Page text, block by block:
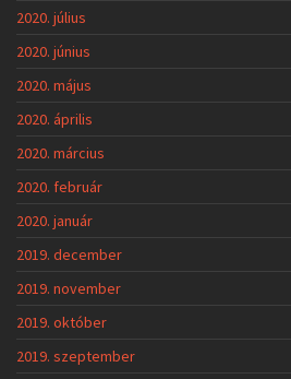
2020. július
2020. június
2020. május
2020. április
2020. március
2020. február
2020. január
2019. december
2019. november
2019. október
2019. szeptember